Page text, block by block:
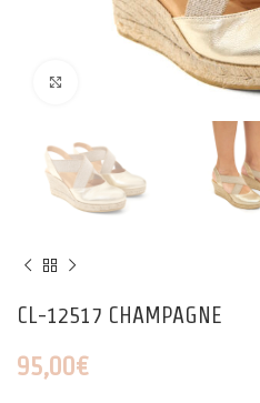
CL-12517 CHAMPAGNE
95,00€